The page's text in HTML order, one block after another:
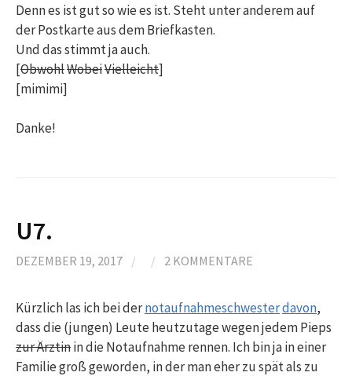
Denn es ist gut so wie es ist. Steht unter anderem auf
der Postkarte aus dem Briefkasten.
Und das stimmt ja auch.
[ObwohlWobeiVielleicht]
[mimimi]
Danke!
U7.
DEZEMBER 19, 2017 / / 2 KOMMENTARE
Kürzlich las ich bei dernotaufnahmeschwesterdavon,
dass die (jungen) Leute heutzutage wegen jedem Pieps
zur Ärztinin die Notaufnahme rennen. Ich bin ja in einer
Familie groß geworden, in der man eher zu spät als zu